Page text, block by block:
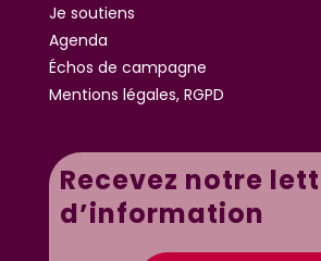
Je soutiens
Agenda
Échos de campagne
Mentions légales, RGPD
Recevez notre
d’information